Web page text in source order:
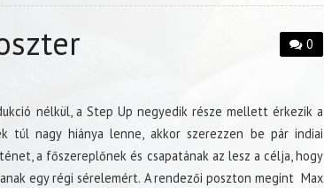
0
nélkül, a Step Up negyedik része mellett érkezik a
túl nagy hiánya lenne, akkor szerezzen be pár indiai
a főszereplőnek és csapatának az lesz a célja, hogy
egy régi sérelemért. A rendezői poszton megint Max